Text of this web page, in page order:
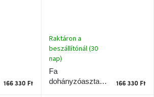
166 330 Ft
Fa
dohányzóasztal
Raktáron a
beszállítónál (30
nap)
166 330 Ft